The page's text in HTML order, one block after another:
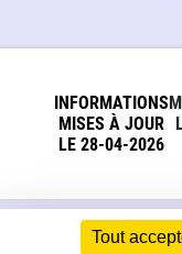
Tout
INFORMATIONS
MISES À JOUR
LE 28-04-2026